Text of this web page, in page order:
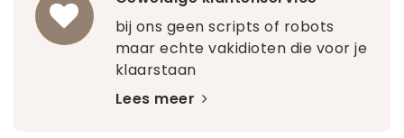
bij ons geen scripts of robots
maar echte vakidioten die voor je
klaarstaan
Lees meer